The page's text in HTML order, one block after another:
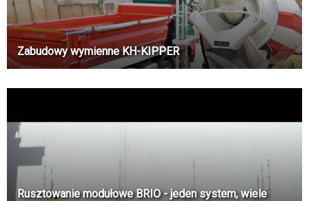
Zabudowy wymienne KH-KIPPER
Rusztowanie modułowe BRIO - jeden system, wiele